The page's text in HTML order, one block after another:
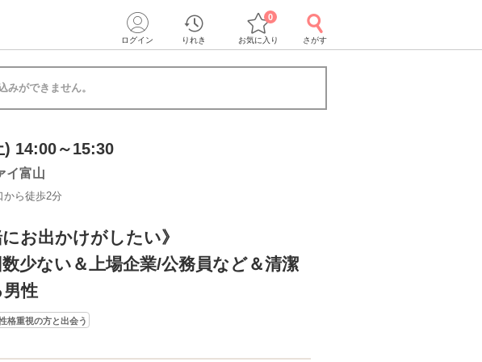
ログイン りれき お気に入り
0
さがす
みができません。
) 14:00～15:30
イ富山
から徒歩2分
にお出かけがしたい》
少ない＆上場企業/公務員など＆清潔
性
格重視の方と出会う